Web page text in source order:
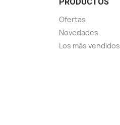
PRODUCTOS
Ofertas
Novedades
Los más vendidos